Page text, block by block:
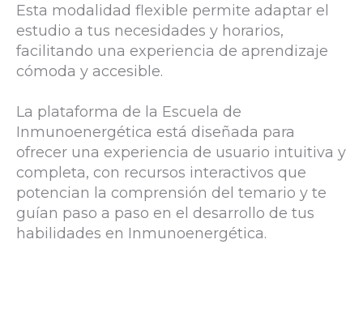
Esta modalidad flexible permite adaptar el
estudio a tus necesidades y horarios,
facilitando una experiencia de aprendizaje
cómoda y accesible.
La plataforma de la Escuela de
Inmunoenergética está diseñada para
ofrecer una experiencia de usuario intuitiva y
completa, con recursos interactivos que
potencian la comprensión del temario y te
guían paso a paso en el desarrollo de tus
habilidades en Inmunoenergética.